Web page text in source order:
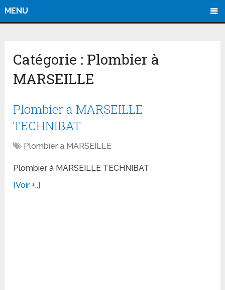
MENU
Catégorie : Plombier à
MARSEILLE
Plombier à MARSEILLE
TECHNIBAT
Plombier à MARSEILLE
Plombier à MARSEILLE TECHNIBAT
[Voir +..]